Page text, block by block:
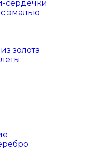
сердечки
эмалью
золота